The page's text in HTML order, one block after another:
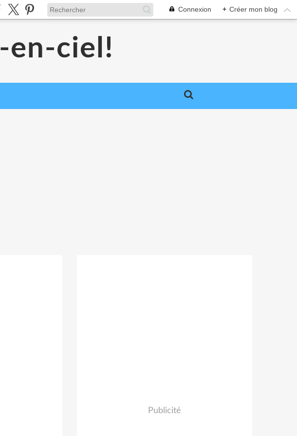
Connexion + Créer mon blog
en-ciel!
Publicité